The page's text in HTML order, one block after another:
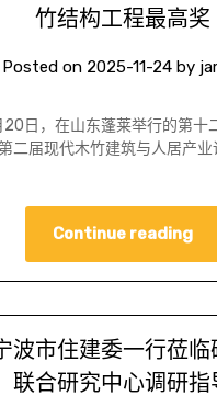
竹结构工程最高奖
Posted on 2025-11-24by
日，在山东蓬莱举行的第十
二届现代木竹建筑与人居产业
Continue reading
波市住建委一行莅临
联合研究中心调研指